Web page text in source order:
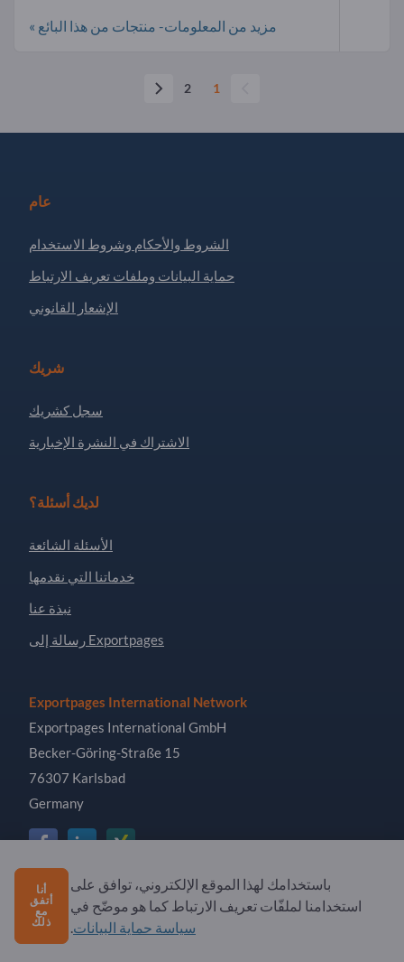
مزيد من المعلومات- منتجات من هذا البائع »
1
2
عام
الشروط والأحكام وشروط الاستخدام
حماية البيانات وملفات تعريف الارتباط
الإشعار القانوني
شريك
سجل كشريك
الاشتراك في النشرة الإخبارية
لديك أسئلة؟
الأسئلة الشائعة
خدماتنا التي نقدمها
نبذة عنا
رسالة إلى Exportpages
Exportpages International Network
Exportpages International GmbH
Becker-Göring-Straße 15
76307 Karlsbad
Germany
Copyright © 2026 Exportpages International GmbH. All
Rights Reserved.
باستخدامك لهذا الموقع الإلكتروني، توافق على
استخدامنا لملفّات تعريف الارتباط كما هو موضّح في
سياسة حماية البيانات.
أنا
أتفق
مع
ذلك